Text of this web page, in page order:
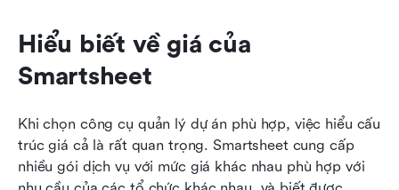
Hiểu biết về giá của
Smartsheet
Khi chọn công cụ quản lý dự án phù hợp, việc hiểu cấu
trúc giá cả là rất quan trọng. Smartsheet cung cấp
nhiều gói dịch vụ với mức giá khác nhau phù hợp với